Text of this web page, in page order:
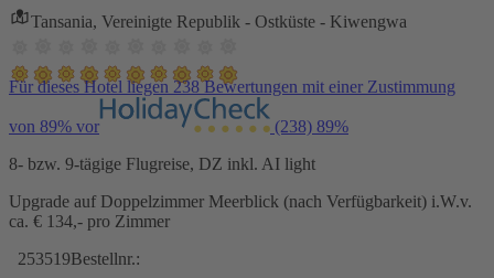
Tansania, Vereinigte Republik - Ostküste - Kiwengwa
Für dieses Hotel liegen 238 Bewertungen mit einer Zustimmung
von 89% vor (238) 89%
8- bzw. 9-tägige Flugreise, DZ inkl. AI light
Upgrade auf Doppelzimmer Meerblick (nach Verfügbarkeit) i.W.v.
ca. € 134,- pro Zimmer
253519Bestellnr.: